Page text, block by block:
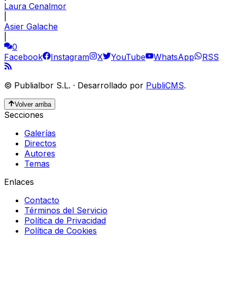
Laura Cenalmor
Asier Galache
0
Facebook
Instagram X YouTube WhatsApp RSS
© Publialbor S.L. · Desarrollado por PubliCMS.
Volver arriba
Secciones
Galerías
Directos
Autores
Temas
Enlaces
Contacto
Términos del Servicio
Política de Privacidad
Política de Cookies